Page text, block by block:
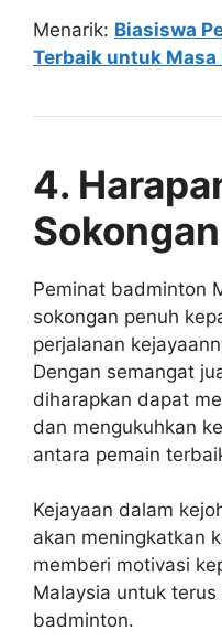
Menarik: Biasiswa
Terbaik untuk Masa
4.
Peminat badminton
sokongan penuh
perjalanan
Dengan semangat
diharapkan dapat
dan mengukuhkan
antara pemain
Kejayaan dalam
akan meningkatkan
memberi motivasi
Malaysia untuk
badminton.